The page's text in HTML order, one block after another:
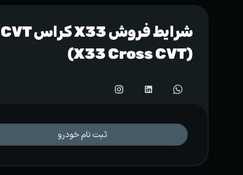
شرایط فروش X33 کراس CVT
(X33 Cross CVT)
ثبت نام خودرو